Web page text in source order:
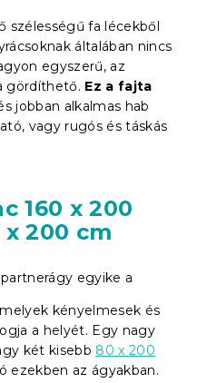
szélességű fa lécekből
általában nincs
egyszerű, az
gördíthető. Ez a fajta
jobban alkalmas hab
vagy rugós és táskás
160 x 200
200 cm
egyike a
kényelmesek és
a helyét. Egy nagy
két kisebb 80 x 200
ezekben az ágyakban.